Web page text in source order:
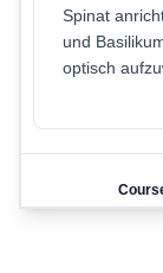
Spinat
und
optisch